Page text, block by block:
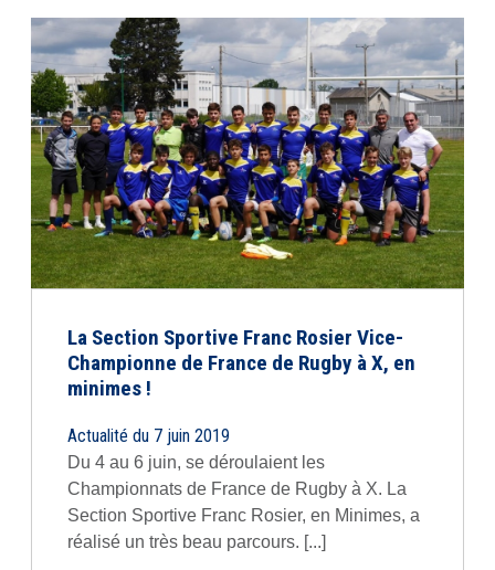
La Section Sportive Franc Rosier Vice-
Championne de France de Rugby à X, en
minimes !
Actualité du 7 juin 2019
Du 4 au 6 juin, se déroulaient les
Championnats de France de Rugby à X. La
Section Sportive Franc Rosier, en Minimes, a
réalisé un très beau parcours. [...]